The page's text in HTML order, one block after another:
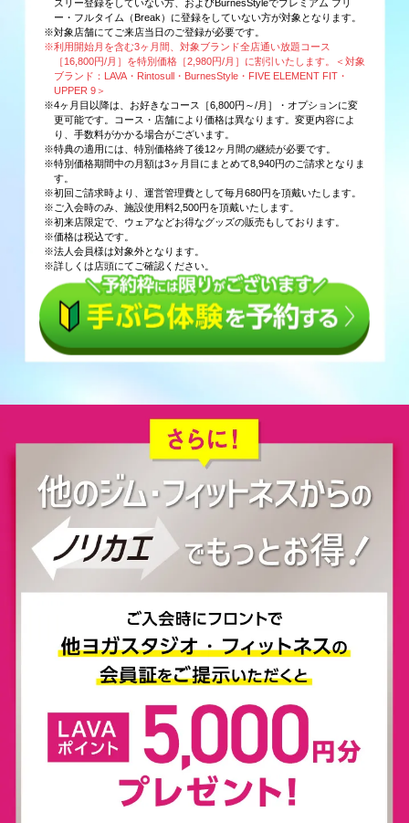
スリー登録をしていない方、およびBurnesStyleでプレミアム フリ
ー・フルタイム（Break）に登録をしていない方が対象となります。
※対象店舗にてご来店当日のご登録が必要です。
※利用開始月を含む3ヶ月間、対象ブランド全店通い放題コース
［16,800円/月］を特別価格［2,980円/月］に割引いたします。＜対象
ブランド：LAVA・Rintosull・BurnesStyle・FIVE ELEMENT FIT・
UPPER 9＞
※4ヶ月目以降は、お好きなコース［6,800円～/月］・オプションに変
更可能です。コース・店舗により価格は異なります。変更内容によ
り、手数料がかかる場合がございます。
※特典の適用には、特別価格終了後12ヶ月間の継続が必要です。
※特別価格期間中の月額は3ヶ月目にまとめて8,940円のご請求となりま
す。
※初回ご請求時より、運営管理費として毎月680円を頂戴いたします。
※ご入会時のみ、施設使用料2,500円を頂戴いたします。
※初来店限定で、ウェアなどお得なグッズの販売もしております。
※価格は税込です。
※法人会員様は対象外となります。
※詳しくは店頭にてご確認ください。